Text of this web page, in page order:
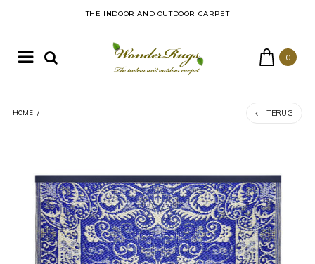
THE INDOOR AND OUTDOOR CARPET
0
HOME / TERUG